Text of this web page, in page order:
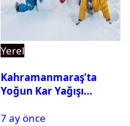
Yerel
Kahramanmaraş’ta
Yoğun Kar Yağışı
Tatil
7 ay önce